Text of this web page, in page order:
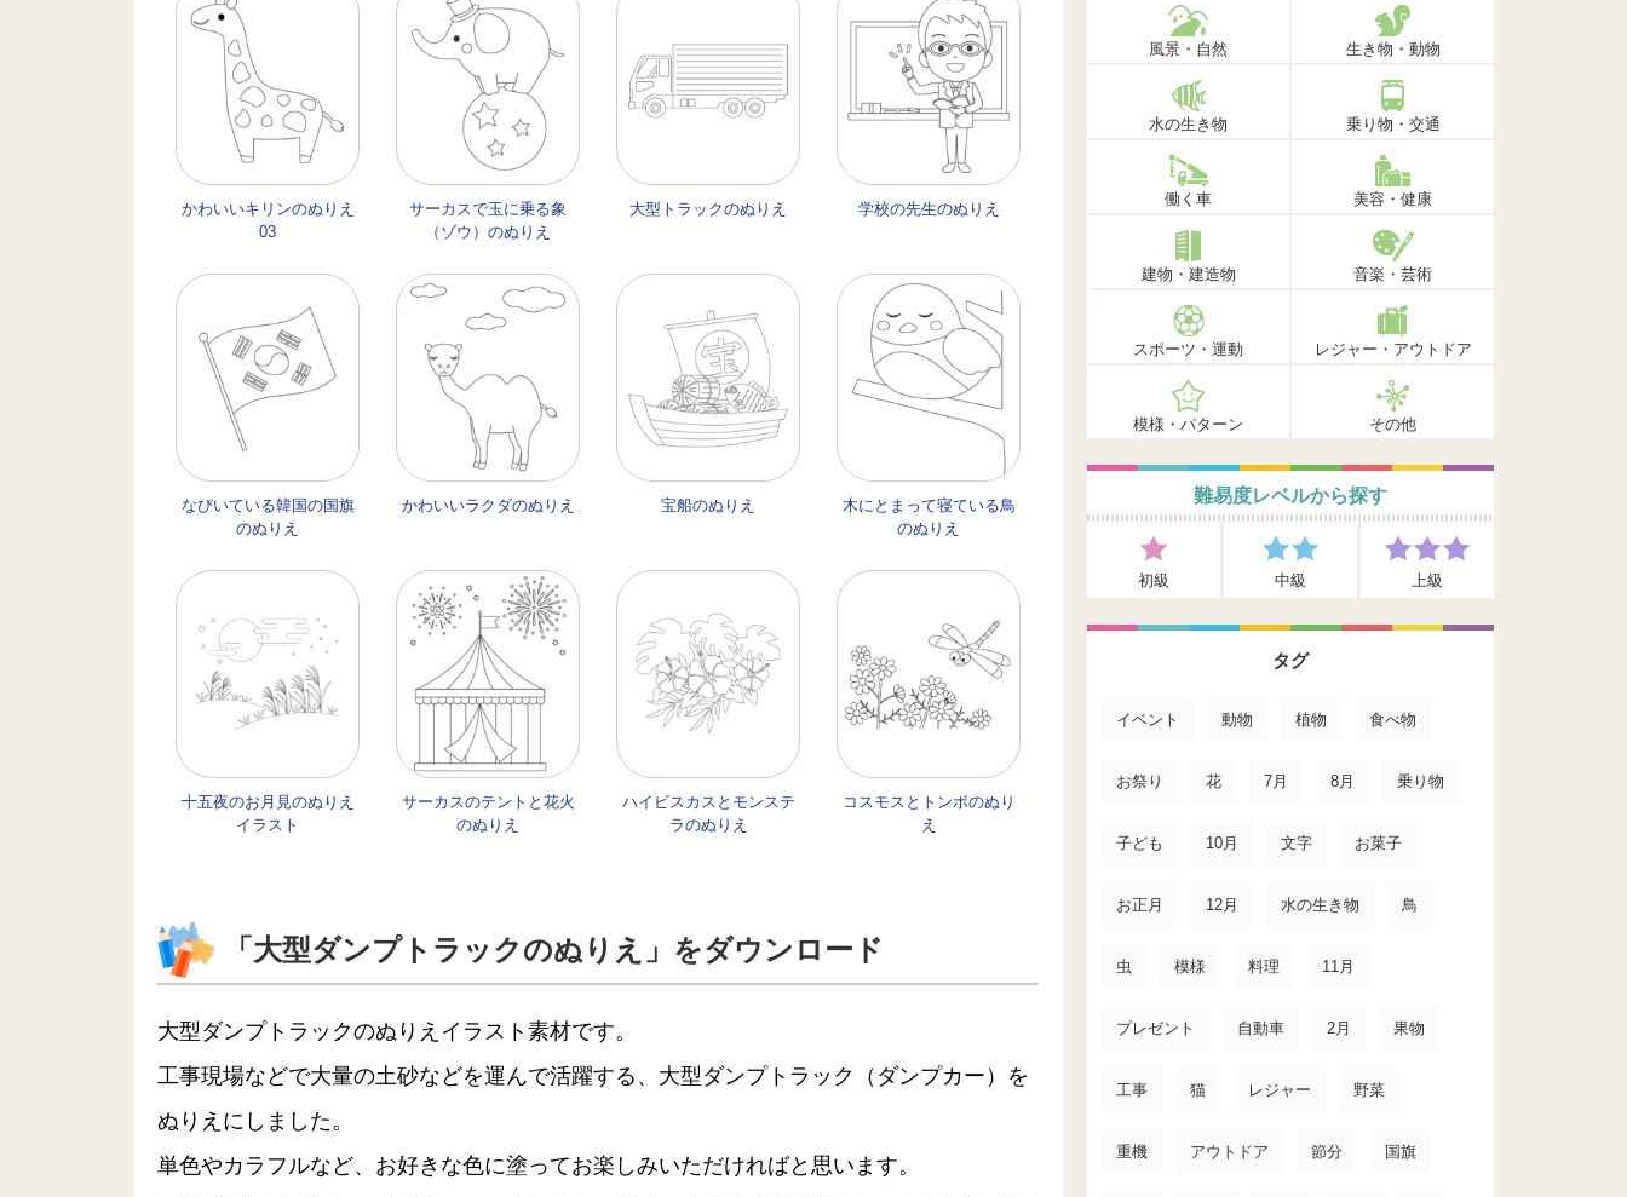
かわいいキリンのぬりえ
03
サーカスで玉に乗る象
（ゾウ）のぬりえ
大型トラックのぬりえ 学校の先生のぬりえ
なびいている韓国の国旗
のぬりえ
かわいいラクダのぬりえ 宝船のぬりえ
木にとまって寝ている鳥
のぬりえ
十五夜のお月見のぬりえ
イラスト
サーカスのテントと花火
のぬりえ
ハイビスカスとモンステ
ラのぬりえ
コスモスとトンボのぬり
え
「大型ダンプトラックのぬりえ」をダウンロード
大型ダンプトラックのぬりえイラスト素材です。
工事現場などで大量の土砂などを運んで活躍する、大型ダンプトラック（ダンプカー）を
ぬりえにしました。
単色やカラフルなど、お好きな色に塗ってお楽しみいただければと思います。
風景・自然 生き物・動物
水の生き物 乗り物・交通
働く車 美容・健康
建物・建造物 音楽・芸術
スポーツ・運動 レジャー・アウトドア
模様・パターン その他
難易度レベルから探す
初級 中級 上級
タグ
イベント 動物 植物 食べ物
お祭り 花 7月 8月 乗り物
子ども 10月 文字 お菓子
お正月 12月 水の生き物 鳥
虫 模様 料理 11月
プレゼント 自動車 2月 果物
工事 猫 レジャー 野菜
重機 アウトドア 節分 国旗